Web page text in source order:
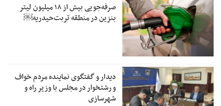
صرفه‌جویی بیش از ۱۸ میلیون لیتر
بنزین در منطقه تربت‌حیدریه￼
دیدار و گفتگوی نماینده مردم خواف
و رشتخوار در مجلس با وزیر راه و
شهرسازی